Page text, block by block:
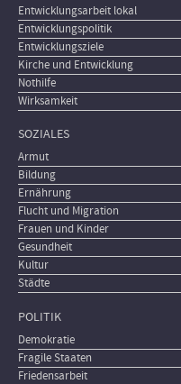
Entwicklungsarbeit lokal
Entwicklungspolitik
Entwicklungsziele
Kirche und Entwicklung
Nothilfe
Wirksamkeit
SOZIALES
Armut
Bildung
Ernährung
Flucht und Migration
Frauen und Kinder
Gesundheit
Kultur
Städte
POLITIK
Demokratie
Fragile Staaten
Friedensarbeit